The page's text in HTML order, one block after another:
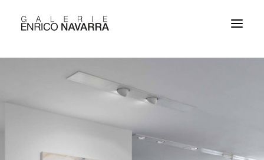
EXPOSITIONS